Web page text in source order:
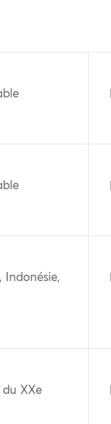
Indonésie,
XXe